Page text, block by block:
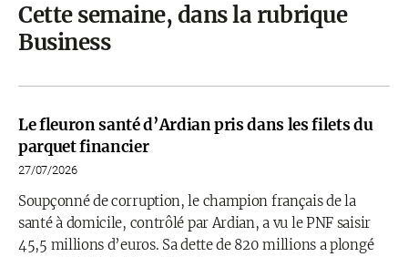
Cette semaine, dans la rubrique
Business
Le fleuron santé d’Ardian pris dans les filets du
parquet financier
27/07/2026
Soupçonné de corruption, le champion français de la
santé à domicile, contrôlé par Ardian, a vu le PNF saisir
45,5 millions d’euros. Sa dette de 820 millions a plongé